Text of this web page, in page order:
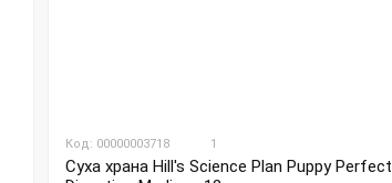
Код: 00000003718 1
Суха храна Hill's Science Plan Puppy Perfect